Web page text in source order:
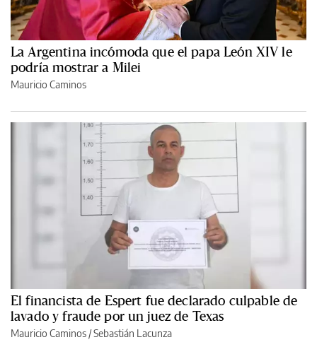
La Argentina incómoda que el papa León XIV le
podría mostrar a Milei
Mauricio Caminos
El financista de Espert fue declarado culpable de
lavado y fraude por un juez de Texas
Mauricio Caminos /Sebastián Lacunza